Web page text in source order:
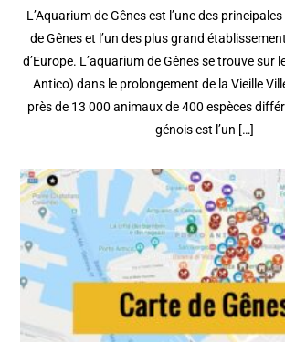
L’Aquarium de Gênes est l’une des
de Gênes et l’un des plus grand
d’Europe. L’aquarium de Gênes se trouve sur
Antico) dans le prolongement de la Vieille
près de 13 000 animaux de 400 espèces
génois est l’un […]